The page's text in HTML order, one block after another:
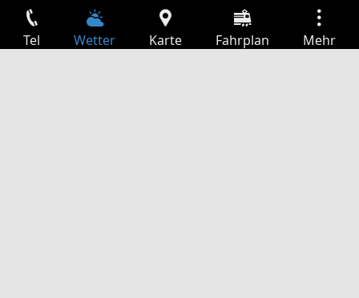
Tel Wetter Karte Fahrplan Mehr